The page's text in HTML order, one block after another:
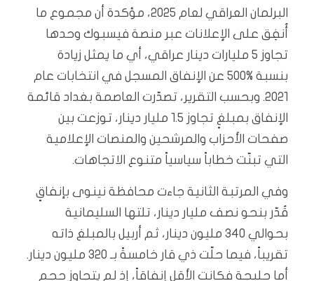
البرلمان العراقي لعام 2025، مؤكدة أن مجموع ما
أُنفِق على الإعلانات عبر منصة فيسبوك وحدها
تجاوز 5 مليارات دينار عراقي، أي ما يمثل زيادة
بنسبة 500‎%‎ عن الإنفاق المسجل في انتخابات عام
2021. وبحسب التقرير، تصدّرت العاصمة بغداد قائمة
الإنفاق بمبلغٍ تجاوز 1.5 مليار دينار، توزعت بين
صفحات الأحزاب والمرشحين والمنصات الإعلامية
التي تبنّت خطاباً سياسياً متنوع الاتجاهات.
وفي المرتبة الثانية جاءت محافظة نينوى بإنفاقٍ
قُدّر بنحو نصف مليار دينار، تلتها السليمانية
بحوالي 340 مليون دينار، ثم أربيل بالمبلغ ذاته
تقريباً، فيما حلّت ذي قار خامسةً بـ 320 مليون دينار.
أما حلبجة فكانت الأقل إنفاقاً، إذ لم يتجاوز حجم